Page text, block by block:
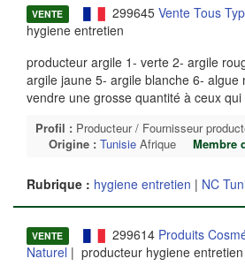
VENTE 299645 Vente Tous
hygiene entretien
producteur argile 1- verte 2- argile
argile jaune 5- argile blanche 6- algue
vendre une grosse quantité à ceux
Profil : Producteur / Fournisseur
Origine : Tunisie Afrique Membre
Rubrique : hygiene entretien | NC
VENTE 299614 Produits
Naturel | producteur hygiene entretien